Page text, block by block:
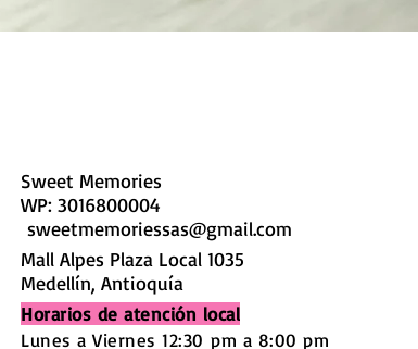
Mall Alpes Plaza Local 1035
Medellín, Antioquía
Horarios de atención local
Lunes a Viernes 12:30 pm a 8:00 pm
Sweet Memories
WP: 3016800004
sweetmemoriessas@gmail.com